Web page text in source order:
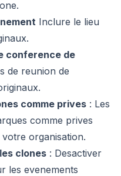
Inclure le lieu
conference de
de reunion de
comme prives : Les
comme prives
organisation.
clones : Desactiver
les evenements